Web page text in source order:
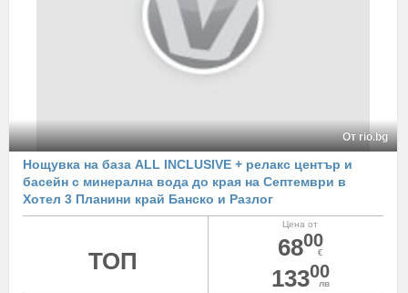
От rio.bg
Нощувка на база ALL INCLUSIVE + релакс център и
басейн с минерална вода до края на Септември в
Хотел 3 Планини край Банско и Разлог
Цена от
6800
€
13300
лв
ТОП